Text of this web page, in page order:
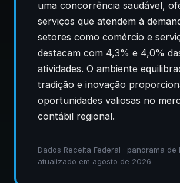
uma concorrência saudável,
serviços que atendem à
setores como comércio e
destacam com 4,3% e 4,0%
atividades. O ambiente
tradição e inovação
oportunidades valiosas no
contábil regional.
Dados Receita Federal · panorama de
atualizado em agosto de 2026